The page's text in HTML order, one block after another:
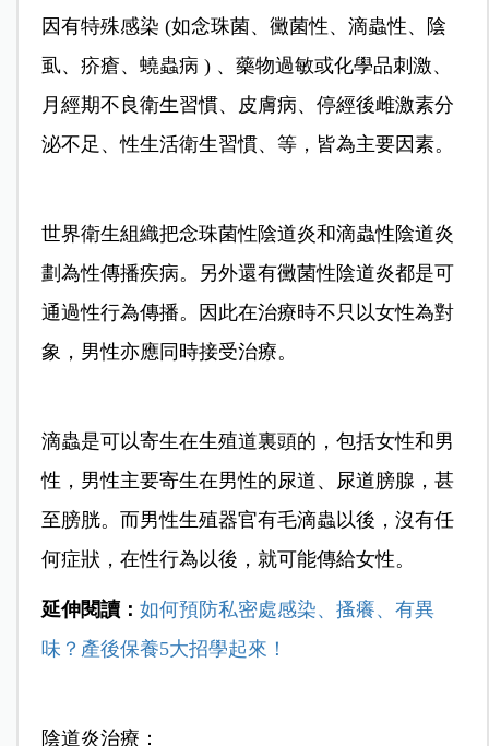
因有特殊感染 (如念珠菌、黴菌性、滴蟲性、陰
虱、疥瘡、蟯蟲病 ) 、藥物過敏或化學品刺激、
月經期不良衛生習慣、皮膚病、停經後雌激素分
泌不足、性生活衛生習慣、等，皆為主要因素。
世界衛生組織把念珠菌性陰道炎和滴蟲性陰道炎
劃為性傳播疾病。另外還有黴菌性陰道炎都是可
通過性行為傳播。因此在治療時不只以女性為對
象，男性亦應同時接受治療。
滴蟲是可以寄生在生殖道裏頭的，包括女性和男
性，男性主要寄生在男性的尿道、尿道膀腺，甚
至膀胱。而男性生殖器官有毛滴蟲以後，沒有任
何症狀，在性行為以後，就可能傳給女性。
延伸閱讀： 如何預防私密處感染、搔癢、有異
味？產後保養5大招學起來！
陰道炎治療：